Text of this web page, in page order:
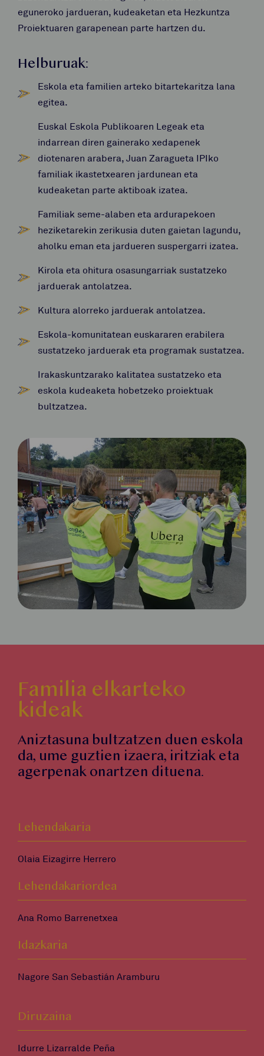
eguneroko jardueran, kudeaketan eta Hezkuntza
Proiektuaren garapenean parte hartzen du.
Helburuak:
Eskola eta familien arteko bitartekaritza lana
egitea.
Euskal Eskola Publikoaren Legeak eta
indarrean diren gainerako xedapenek
diotenaren arabera, Juan Zaragueta IPIko
familiak ikastetxearen jardunean eta
kudeaketan parte aktiboak izatea.
Familiak seme-alaben eta ardurapekoen
heziketarekin zerikusia duten gaietan lagundu,
aholku eman eta jardueren suspergarri izatea.
Kirola eta ohitura osasungarriak sustatzeko
jarduerak antolatzea.
Kultura alorreko jarduerak antolatzea.
Eskola-komunitatean euskararen erabilera
sustatzeko jarduerak eta programak sustatzea.
Irakaskuntzarako kalitatea sustatzeko eta
eskola kudeaketa hobetzeko proiektuak
bultzatzea.
Familia elkarteko
kideak
Aniztasuna bultzatzen duen eskola
da, ume guztien izaera, iritziak eta
agerpenak onartzen dituena.
Lehendakaria
Olaia Eizagirre Herrero
Lehendakariordea
Ana Romo Barrenetxea
Idazkaria
Nagore San Sebastián Aramburu
Diruzaina
Idurre Lizarralde Peña